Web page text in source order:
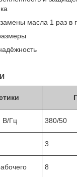
масла 1 раз в
В/Гц 380/50
3
8